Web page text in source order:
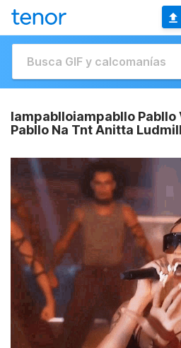
Iampablloiampabllo
Pabllo Na Tnt Anitta